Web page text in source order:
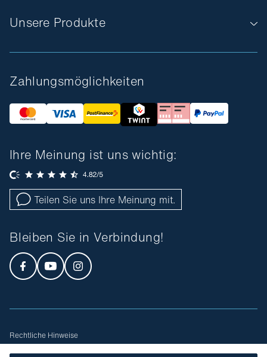
Unsere Produkte
Zahlungsmöglichkeiten
Ihre Meinung ist uns wichtig:
Teilen Sie uns Ihre Meinung mit.
Bleiben Sie in Verbindung!
Rechtliche Hinweise